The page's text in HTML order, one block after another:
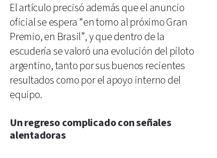
El artículo precisó además que el anuncio
oficial se espera “en torno al próximo Gran
Premio, en Brasil”, y que dentro de la
escudería se valoró una evolución del piloto
argentino, tanto por sus buenos recientes
resultados como por el apoyo interno del
equipo.
Un regreso complicado con señales
alentadoras